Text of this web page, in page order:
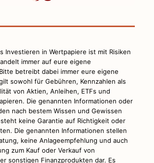
Investieren in Wertpapiere ist mit Risiken
immer auf eure eigene
betreibt dabei immer eure eigene
sowohl für Gebühren, Kennzahlen als
von Aktien, Anleihen, ETFs und
Die genannten Informationen oder
nach bestem Wissen und Gewissen
keine Garantie auf Richtigkeit oder
Die genannten Informationen stellen
keine Anlageempfehlung und auch
zum Kauf oder Verkauf von
sonstigen Finanzprodukten dar. Es